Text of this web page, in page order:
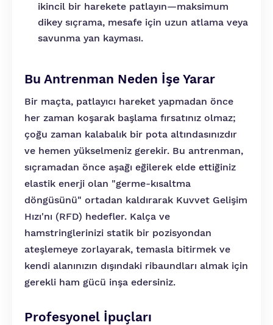
ikincil bir harekete patlayın—maksimum
dikey sıçrama, mesafe için uzun atlama veya
savunma yan kayması.
Bu Antrenman Neden İşe Yarar
Bir maçta, patlayıcı hareket yapmadan önce
her zaman koşarak başlama fırsatınız olmaz;
çoğu zaman kalabalık bir pota altındasınızdır
ve hemen yükselmeniz gerekir. Bu antrenman,
sıçramadan önce aşağı eğilerek elde ettiğiniz
elastik enerji olan "germe-kısaltma
döngüsünü" ortadan kaldırarak Kuvvet Gelişim
Hızı'nı (RFD) hedefler. Kalça ve
hamstringlerinizi statik bir pozisyondan
ateşlemeye zorlayarak, temasla bitirmek ve
kendi alanınızın dışındaki ribaundları almak için
gerekli ham gücü inşa edersiniz.
Profesyonel İpuçları